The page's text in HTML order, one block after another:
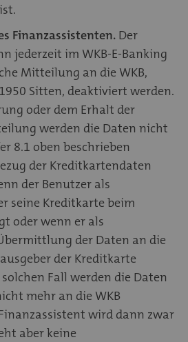
Finanzassistenten. Der
jederzeit im WKB-E-Banking
Mitteilung an die WKB,
Sitten, deaktiviert werden.
oder dem Erhalt der
werden die Daten nicht
8.1 oben beschrieben
der Kreditkartendaten
der Benutzer als
seine Kreditkarte beim
oder wenn er als
der Daten an die
der Kreditkarte
Fall werden die Daten
mehr an die WKB
wird dann zwar
aber keine